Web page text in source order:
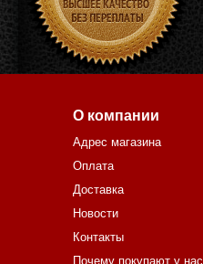
О компании
Адрес магазина
Оплата
Доставка
Новости
Контакты
Почему покупают у нас